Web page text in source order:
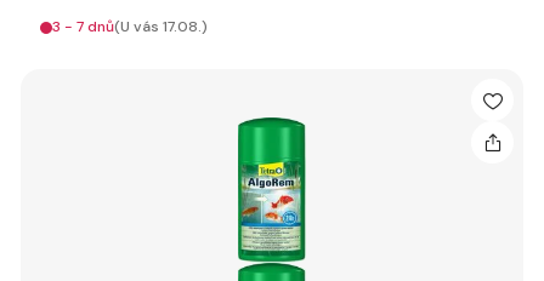
3 - 7 dnů(U vás 17.08.)